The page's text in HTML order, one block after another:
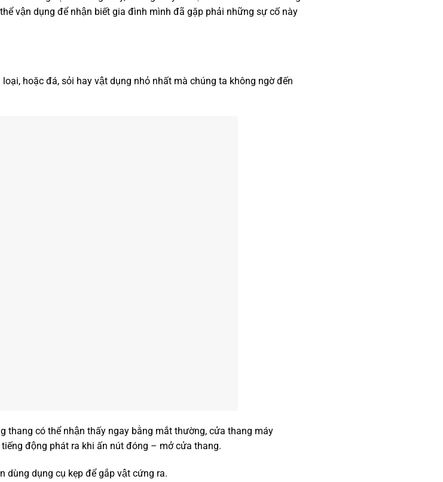
vận dụng để nhận biết gia đình mình đã gặp phải những sự cố này
hoặc đá, sỏi hay vật dụng nhỏ nhất mà chúng ta không ngờ đến
thang có thể nhận thấy ngay bằng mắt thường, cửa thang máy
động phát ra khi ấn nút đóng – mở cửa thang.
dùng dụng cụ kẹp để gắp vật cứng ra.